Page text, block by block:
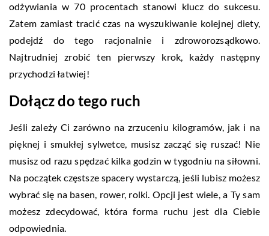
odżywiania w 70 procentach stanowi klucz do sukcesu.
Zatem zamiast tracić czas na wyszukiwanie kolejnej diety,
podejdź do tego racjonalnie i zdroworozsądkowo.
Najtrudniej zrobić ten pierwszy krok, każdy następny
przychodzi łatwiej!
Dołącz do tego ruch
Jeśli zależy Ci zarówno na zrzuceniu kilogramów, jak i na
pięknej i smukłej sylwetce, musisz zacząć się ruszać! Nie
musisz od razu spędzać kilka godzin w tygodniu na siłowni.
Na początek częstsze spacery wystarczą, jeśli lubisz możesz
wybrać się na basen, rower, rolki. Opcji jest wiele, a Ty sam
możesz zdecydować, która forma ruchu jest dla Ciebie
odpowiednia.